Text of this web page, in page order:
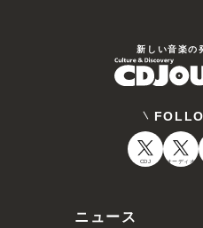
新しい⾳楽の
CDJ オーディオ
ニュース